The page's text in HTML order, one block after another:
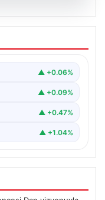
▲ +0.06%
▲ +0.09%
▲ +0.47%
▲ +1.04%